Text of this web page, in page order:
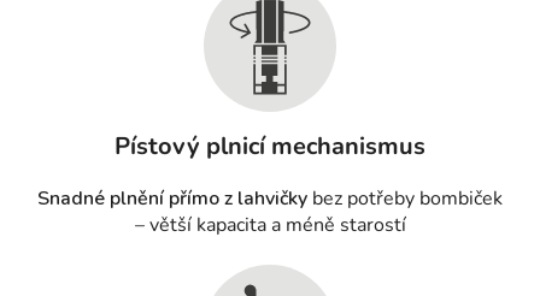
Pístový plnicí mechanismus
Snadné plnění přímo z lahvičky bez potřeby bombiček
– větší kapacita a méně starostí